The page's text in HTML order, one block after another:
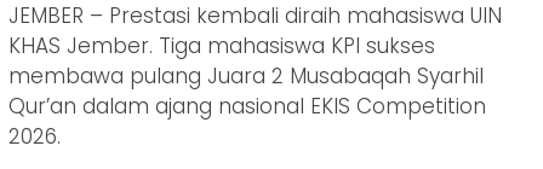
JEMBER – Prestasi kembali diraih mahasiswa UIN
KHAS Jember. Tiga mahasiswa KPI sukses
membawa pulang Juara 2 Musabaqah Syarhil
Qur’an dalam ajang nasional EKIS Competition
2026.